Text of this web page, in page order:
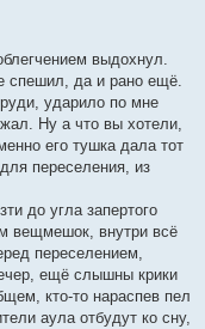
выдохнул.
спешил, да и рано ещё.
ударило по мне
Ну а что вы хотели,
его тушка дала тот
переселения, из
до угла запертого
вещмешок, внутри всё
переселением,
ещё слышны крики
кто-то нараспев пел
аула отбудут ко сну,